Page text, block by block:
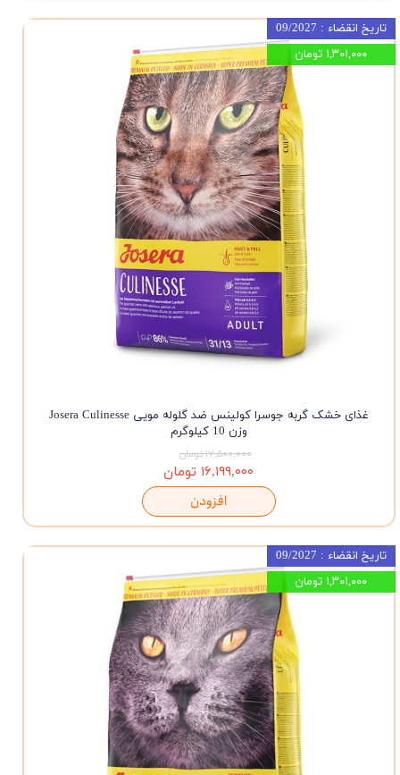
غذای خشک گربه جوسرا کولینس ضد گلوله مویی Josera Culinesse
وزن 10 کیلوگرم
۱۷,۵۰۰,۰۰۰ تومان
۱۶,۱۹۹,۰۰۰ تومان
افزودن
تاریخ انقضاء : 09/2027
۱,۳۰۱,۰۰۰ تومان
تاریخ انقضاء : 09/2027
۱,۳۰۱,۰۰۰ تومان